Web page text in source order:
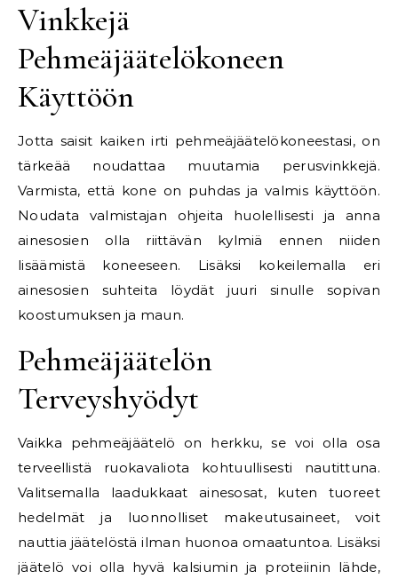
Vinkkejä
Pehmeäjäätelökoneen
Käyttöön
Jotta saisit kaiken irti pehmeäjäätelökoneestasi, on
tärkeää noudattaa muutamia perusvinkkejä.
Varmista, että kone on puhdas ja valmis käyttöön.
Noudata valmistajan ohjeita huolellisesti ja anna
ainesosien olla riittävän kylmiä ennen niiden
lisäämistä koneeseen. Lisäksi kokeilemalla eri
ainesosien suhteita löydät juuri sinulle sopivan
koostumuksen ja maun.
Pehmeäjäätelön
Terveyshyödyt
Vaikka pehmeäjäätelö on herkku, se voi olla osa
terveellistä ruokavaliota kohtuullisesti nautittuna.
Valitsemalla laadukkaat ainesosat, kuten tuoreet
hedelmät ja luonnolliset makeutusaineet, voit
nauttia jäätelöstä ilman huonoa omaatuntoa. Lisäksi
jäätelö voi olla hyvä kalsiumin ja proteiinin lähde,